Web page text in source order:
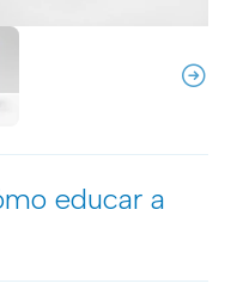
educar a